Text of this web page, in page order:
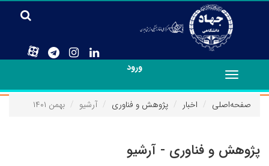
ورود
Toggle
navigation
صفحه‌اصلی
اخبار پژوهش و فناوری آرشیو بهمن ۱۴۰۱
پژوهش و فناوری - آرشیو